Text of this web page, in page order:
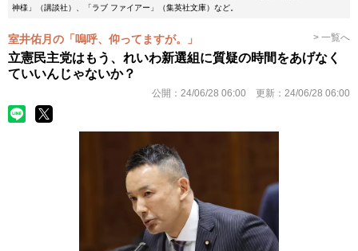
神様」（講談社）、「ラブ ファイアー」（集英社文庫）など。
室井佑月の「嗚呼、仰ってますが。」 > 一覧へ
立憲民主党はもう、れいわ新選組に質疑の時間をあげなく
ていいんじゃないか？
公開： 24/06/28 06:00 更新： 24/06/28 06:00